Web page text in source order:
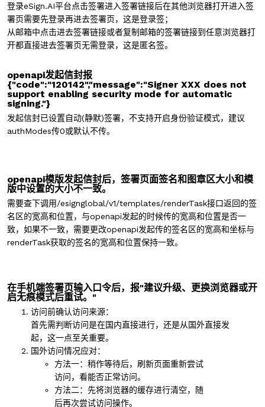
登录eSign.AI平台点击签署进入签署链接后在其他浏览器打开进入签
署页需要先登录再进去签署页，这是登录签；
从邮箱中点击进去签署链接或者复制邮箱的签署链接到任意浏览器打
开都直接进去签署页无需登录，这是匿名签。
openapi发起信封报
{"code":"120142","message":"Signer XXX does not
support enabling security mode for automatic
signing."}
发起信封已设置自动(静默)签署，不支持开启身份验证模式，建议
authModes传0或默认不传。
openapi模版发起信封后，签署页面签名和图章区大小和模
版中设置的大小不一致。
需要查下调用/esignglobal/v1/templates/renderTask接口返回的签
名区的宽高和位置，与openapi发起的时候传的宽高和位置是否一
致，如果不一致，需要更改openapi发起传的签名区的宽高和坐标与
renderTask获取的签名的宽高和位置保持一致。
在手机端签署页输入口令后，报"建议升级、更换浏览器或开
启无痕模式后重试。"
访问前确认访问来源：
首先需判断访问是在国内直接进行，还是从国外直接发
起，这一点至关重要。
国外访问情况应对：
方法一：稍作等待后，刷新页面重新尝试
访问，看能否正常访问。
方法二：先将浏览器的缓存进行清空，随
后再次尝试访问操作。